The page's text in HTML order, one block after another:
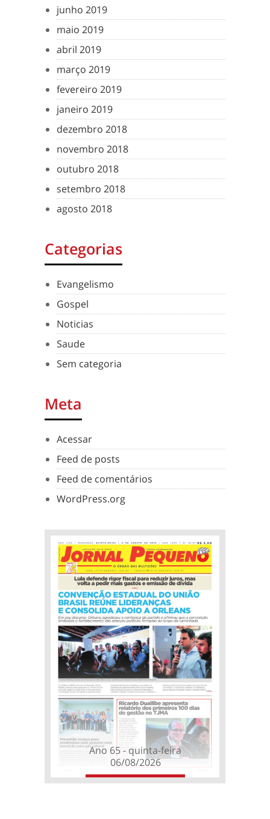
junho 2019
maio 2019
abril 2019
março 2019
fevereiro 2019
janeiro 2019
dezembro 2018
novembro 2018
outubro 2018
setembro 2018
agosto 2018
Categorias
Evangelismo
Gospel
Noticias
Saude
Sem categoria
Meta
Acessar
Feed de posts
Feed de comentários
WordPress.org
Ano 65 - quinta-feira
06/08/2026